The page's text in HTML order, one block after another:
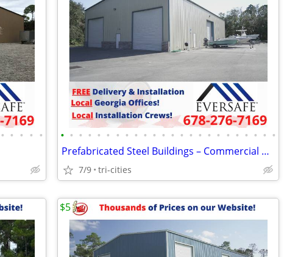
• • • • • • • • • • • • • • • • • • • • • • • • • • • • •
Prefabricated Steel Buildings – Commercial Metal Buildings
7/9 tri-cities
$5